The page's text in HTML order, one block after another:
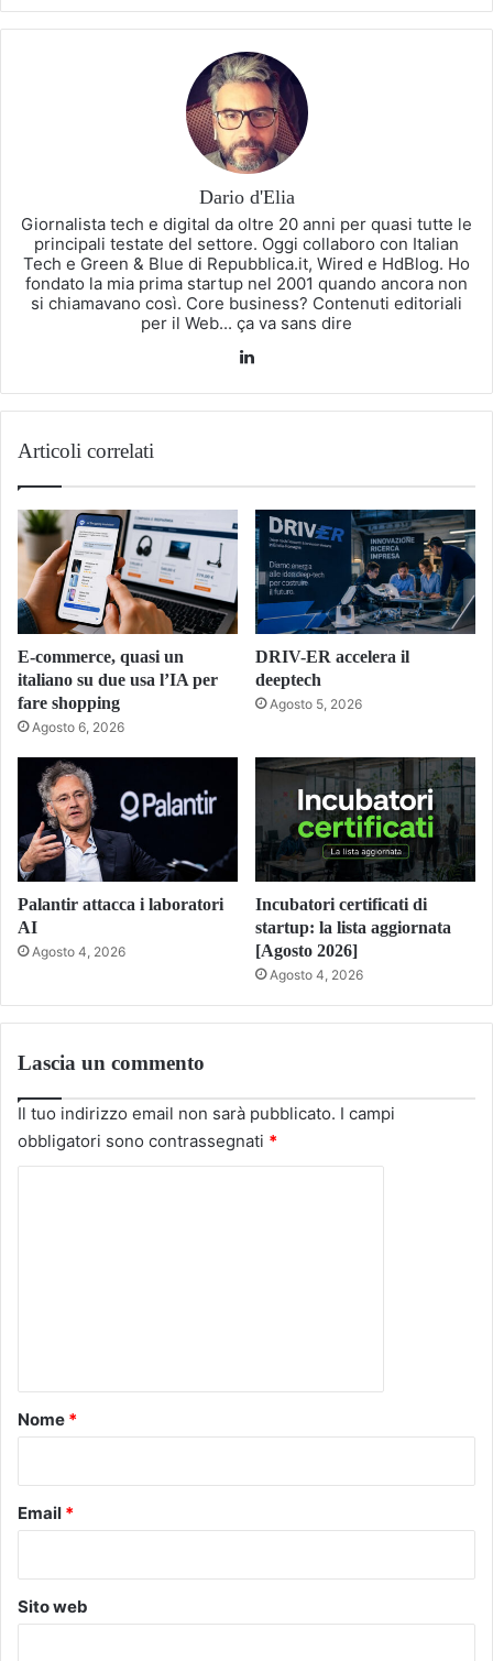
Dario d'Elia
Giornalista tech e digital da oltre 20 anni per quasi tutte le
principali testate del settore. Oggi collaboro con Italian
Tech e Green & Blue di Repubblica.it, Wired e HdBlog. Ho
fondato la mia prima startup nel 2001 quando ancora non
si chiamavano così. Core business? Contenuti editoriali
per il Web... ça va sans dire
Articoli correlati
E-commerce, quasi un
italiano su due usa l’IA per
fare shopping
Agosto 6, 2026
DRIV-ER accelera il
deeptech
Agosto 5, 2026
Palantir attacca i laboratori
AI
Agosto 4, 2026
Incubatori certificati di
startup: la lista aggiornata
[Agosto 2026]
Agosto 4, 2026
Lascia un commento
Il tuo indirizzo email non sarà pubblicato. I campi
obbligatori sono contrassegnati *
o
Nome *
Email *
Sito web